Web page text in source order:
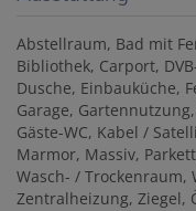
Abstellraum Bad mit
Bibliothek Carport
Dusche Einbauküche
Garage Gartennutzung
Gäste-WC Kabel /
Marmor Massiv Parkett
Wasch- / Trockenraum
Zentralheizung Ziegel